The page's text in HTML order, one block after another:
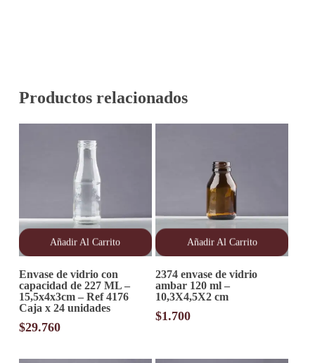
Productos relacionados
Añadir Al Carrito
Envase de vidrio con
capacidad de 227 ML –
15,5x4x3cm – Ref 4176
Caja x 24 unidades
$29.760
Añadir Al Carrito
2374 envase de vidrio
ambar 120 ml –
10,3X4,5X2 cm
$1.700